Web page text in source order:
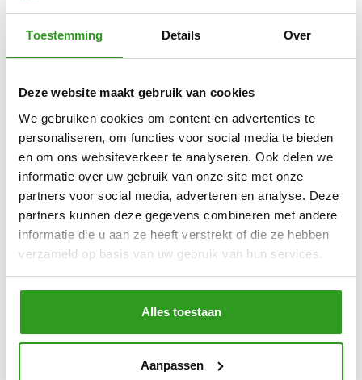
Toestemming Details Over
Deze website maakt gebruik van cookies
We gebruiken cookies om content en advertenties te
personaliseren, om functies voor social media te bieden
en om ons websiteverkeer te analyseren. Ook delen we
informatie over uw gebruik van onze site met onze
partners voor social media, adverteren en analyse. Deze
partners kunnen deze gegevens combineren met andere
informatie die u aan ze heeft verstrekt of die ze hebben
verzameld op basis van uw gebruik van hun services.
Alles toestaan
Aanpassen